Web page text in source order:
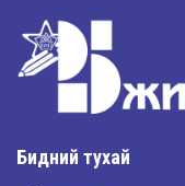
Бидний тухай